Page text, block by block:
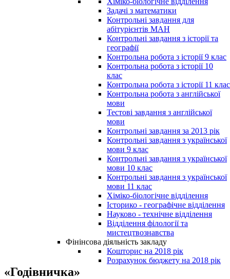
Задачі з математики
Контрольні завдання для
абітурієнтів МАН
Контрольні завдання з історії та
географії
Контрольна робота з історії 9 клас
Контрольна робота з історії 10
клас
Контрольна робота з історії 11 клас
Контрольна робота з англійської
мови
Тестові завдання з англійської
мови
Контрольні завдання за 2013 рік
Контрольні завдання з української
мови 9 клас
Контрольні завдання з української
мови 10 клас
Контрольні завдання з української
мови 11 клас
Хіміко-біологічне відділення
Історико - географічне відділення
Науково - технічне відділення
Відділення філології та
мистецтвознавства
Фінінсова діяльність закладу
Кошторис на 2018 рік
Розрахунок бюджету на 2018 рік
«Годівничка»